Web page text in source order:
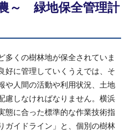
～ 緑地保全管理計
多くの樹林地が保全されていま
好に管理していくうえでは、そ
や人間の活動や利用状況、土地
慮しなければなりません。横浜
態に合った標準的な作業技術指
ガイドライン」と、個別の樹林